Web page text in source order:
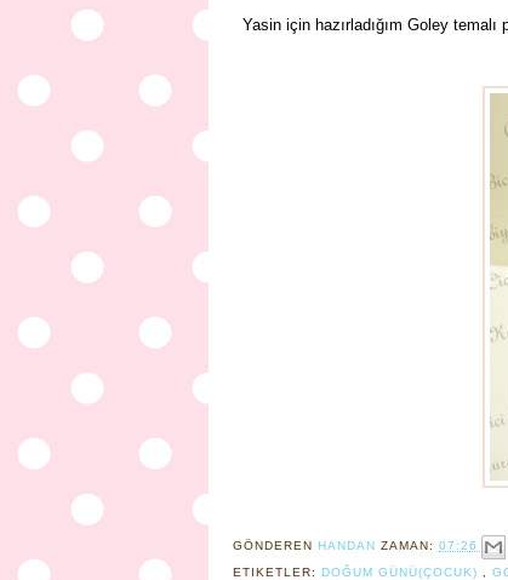
Yasin için hazırladığım Goley
GÖNDEREN HANDAN ZAMAN: 07:26
ETIKETLER: DOĞUM GÜNÜ(ÇOCUK)